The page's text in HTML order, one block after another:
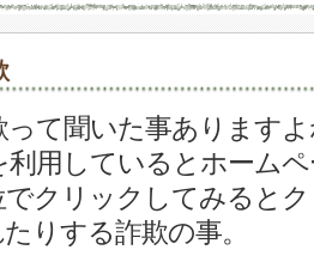
って聞いた事あります
用しているとホーム
クリックしてみると
りする詐欺の事。